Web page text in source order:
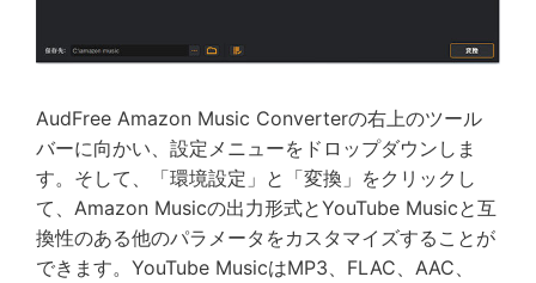
AudFree Amazon Music Converterの右上のツール
バーに向かい、設定メニューをドロップダウンしま
す。そして、「環境設定」と「変換」をクリックし
て、Amazon Musicの出力形式とYouTube Musicと互
換性のある他のパラメータをカスタマイズすることが
できます。YouTube MusicはMP3、FLAC、AAC、